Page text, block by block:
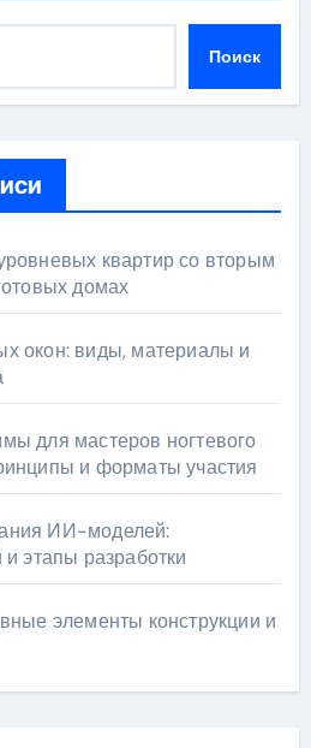
Поиск
квартир со вторым
домах
окон: виды, материалы и
для мастеров ногтевого
и форматы участия
ИИ-моделей:
этапы разработки
элементы конструкции и